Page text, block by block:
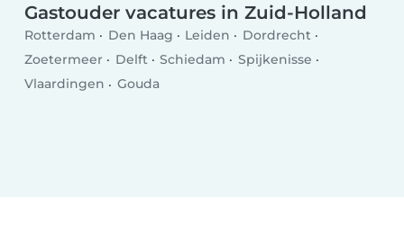
Gastouder vacatures in Zuid-Holland
Rotterdam Den Haag Leiden
Dordrecht
Zoetermeer
Delft Schiedam
Spijkenisse
Vlaardingen
Gouda